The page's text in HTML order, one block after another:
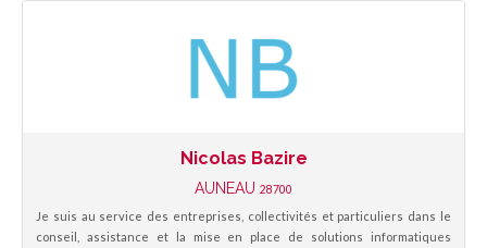
Nicolas Bazire
AUNEAU 28700
Je suis au service des entreprises, collectivités et particuliers dans le
conseil, assistance et la mise en place de solutions informatiques